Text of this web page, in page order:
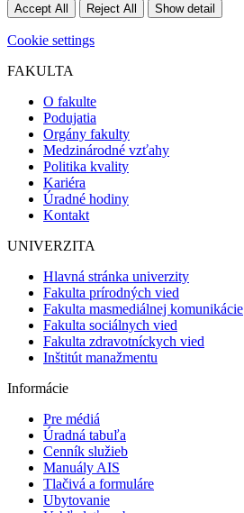
Accept All Reject All Show detail
Cookie settings
FAKULTA
O fakulte
Podujatia
Orgány fakulty
Medzinárodné vzťahy
Politika kvality
Kariéra
Úradné hodiny
Kontakt
UNIVERZITA
Hlavná stránka univerzity
Fakulta prírodných vied
Fakulta masmediálnej komunikácie
Fakulta sociálnych vied
Fakulta zdravotníckych vied
Inštitút manažmentu
Informácie
Pre médiá
Úradná tabuľa
Cenník služieb
Manuály AIS
Tlačivá a formuláre
Ubytovanie